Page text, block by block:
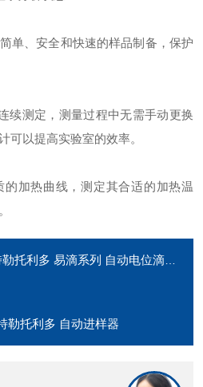
单、安全和快速的样品制备，保护
续测定，测量过程中无需手动更换
可以提高实验室的效率。
加热曲线，测定其合适的加热温
托利多 易滴系列 自动电位滴定仪
勒托利多 自动进样器